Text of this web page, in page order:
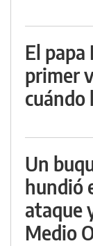
El
primer
cuándo
Un
hundió
ataque
Medio